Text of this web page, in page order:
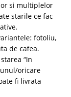
si multiplelor
starile ce fac
fotoliu,
de cafea.
“In
oricare
fi livrata